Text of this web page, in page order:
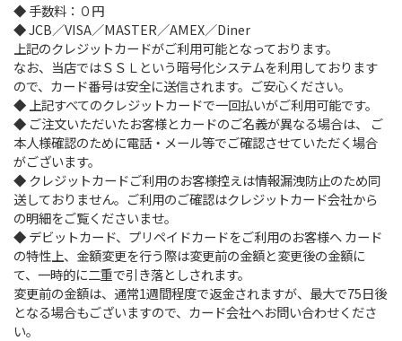
◆ 手数料：０円
◆ JCB／VISA／MASTER／AMEX／Diner
上記のクレジットカードがご利用可能となっております。
なお、当店ではＳＳＬという暗号化システムを利用しております
ので、カード番号は安全に送信されます。ご安心ください。
◆ 上記すべてのクレジットカードで一回払いがご利用可能です。
◆ ご注文いただいたお客様とカードのご名義が異なる場合は、
ご
本人様確認のために電話・メール等でご確認させていただく場合
がございます。
◆ クレジットカードご利用のお客様控えは情報漏洩防止のため同
送しておりません。ご利用のご確認はクレジットカード会社から
の明細をご覧くださいませ。
◆ デビットカード、プリペイドカードをご利用のお客様へカード
の特性上、金額変更を行う際は変更前の金額と変更後の金額に
て、一時的に二重で引き落としされます。
変更前の金額は、通常1週間程度で返金されますが、最大で75日後
となる場合もございますので、カード会社へお問い合わせくださ
い。